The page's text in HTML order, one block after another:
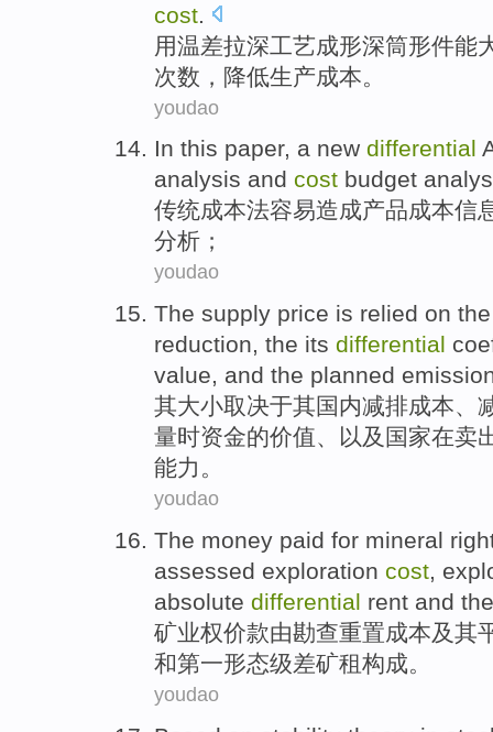
cost
用温差拉深工艺成形深筒形件能
次数 ，降低生产成本。
youdao
In this paper, a new differential
analysis and cost budget
传统成本法容易造成产品成本信
分析；
youdao
The supply price is relied on the
reduction, the its differential
value, and the planned
其大小取决于其国内减排成本、
量时资金的价值、 以及 国家在卖
能力。
youdao
The money paid for mineral
assessed exploration cost,
absolute differential rent and
矿业权价款由勘查重置成本及其
和第一形态级差矿租构成。
youdao